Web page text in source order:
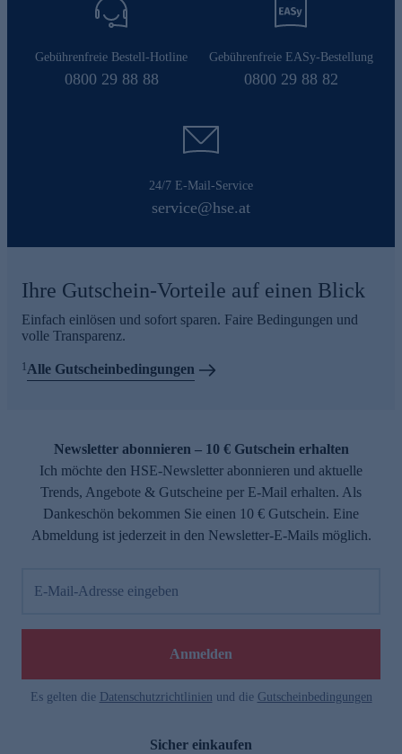
Gebührenfreie Bestell-Hotline
0800 29 88 88
Gebührenfreie EASy-Bestellung
0800 29 88 82
24/7 E-Mail-Service
service@hse.at
Ihre Gutschein-Vorteile auf einen Blick
Einfach einlösen und sofort sparen. Faire Bedingungen und
volle Transparenz.
1 Alle Gutscheinbedingungen
Newsletter abonnieren – 10 € Gutschein erhalten
Ich möchte den HSE-Newsletter abonnieren und aktuelle
Trends, Angebote & Gutscheine per E-Mail erhalten. Als
Dankeschön bekommen Sie einen 10 € Gutschein. Eine
Abmeldung ist jederzeit in den Newsletter-E-Mails möglich.
E-Mail-Adresse eingeben
Anmelden
Es gelten die Datenschutzrichtlinien und die Gutscheinbedingungen
Sicher einkaufen